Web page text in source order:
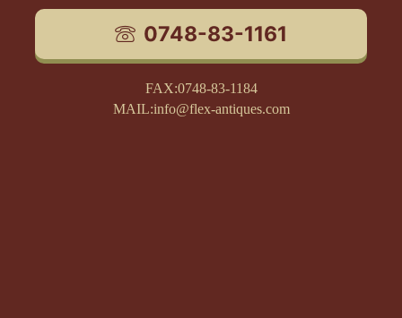
0748-83-1161
FAX:0748-83-1184
MAIL:info@flex-antiques.com